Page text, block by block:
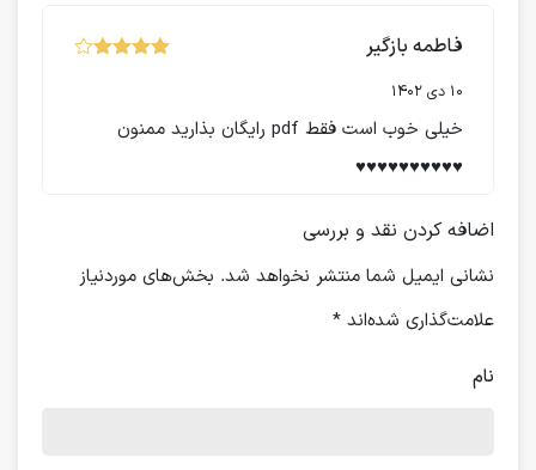
فاطمه بازگیر
10 دی 1402
خیلی خوب است فقط pdf رایگان بذارید ممنون
♥️♥️♥️♥️♥️♥️♥️♥️♥️♥️
اضافه کردن نقد و بررسی
نشانی ایمیل شما منتشر نخواهد شد. بخش‌های موردنیاز
علامت‌گذاری شده‌اند *
نام